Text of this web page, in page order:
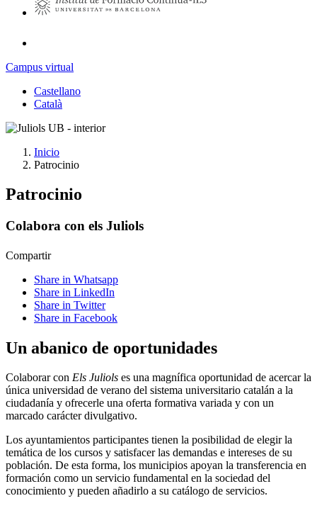
Campus virtual
Castellano
Català
Inicio
Patrocinio
Patrocinio
Colabora con els Juliols
Compartir
Share in Whatsapp
Share in LinkedIn
Share in Twitter
Share in Facebook
Un abanico de oportunidades
Colaborar con Els Juliols es una magnífica oportunidad de acercar la
única universidad de verano del sistema universitario catalán a la
ciudadanía y ofrecerle una oferta formativa variada y con un
marcado carácter divulgativo.
Los ayuntamientos participantes tienen la posibilidad de elegir la
temática de los cursos y satisfacer las demandas e intereses de su
población. De esta forma, los municipios apoyan la transferencia en
formación como un servicio fundamental en la sociedad del
conocimiento y pueden añadirlo a su catálogo de servicios.